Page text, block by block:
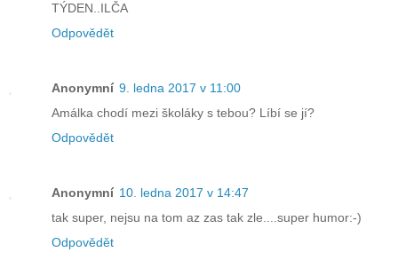
TÝDEN..ILČA
Odpovědět
Anonymní 9. ledna 2017 v 11:00
Amálka chodí mezi školáky s tebou? Líbí se jí?
Odpovědět
Anonymní 10. ledna 2017 v 14:47
tak super, nejsu na tom az zas tak zle....super humor:-)
Odpovědět